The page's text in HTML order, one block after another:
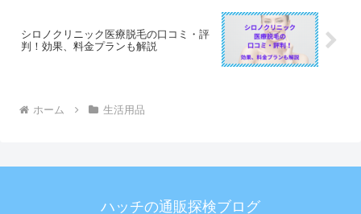
シロノクリニック医療脱毛の口コミ・評
判！効果、料金プランも解説
ホーム 生活用品
ハッチの通販探検ブログ